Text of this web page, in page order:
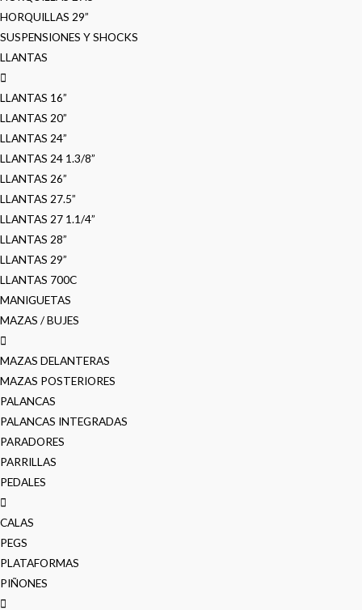
HORQUILLAS 29”
SUSPENSIONES Y SHOCKS
LLANTAS
LLANTAS 16”
LLANTAS 20”
LLANTAS 24”
LLANTAS 24 1.3/8”
LLANTAS 26”
LLANTAS 27.5”
LLANTAS 27 1.1/4”
LLANTAS 28”
LLANTAS 29”
LLANTAS 700C
MANIGUETAS
MAZAS / BUJES
MAZAS DELANTERAS
MAZAS POSTERIORES
PALANCAS
PALANCAS INTEGRADAS
PARADORES
PARRILLAS
PEDALES
CALAS
PEGS
PLATAFORMAS
PIÑONES